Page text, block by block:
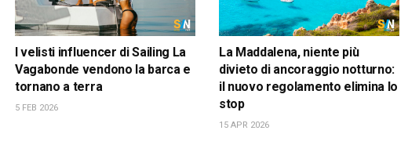
I velisti influencer di Sailing La
Vagabonde vendono la barca e
tornano a terra
5 FEB 2026
La Maddalena, niente più
divieto di ancoraggio notturno:
il nuovo regolamento elimina lo
stop
15 APR 2026